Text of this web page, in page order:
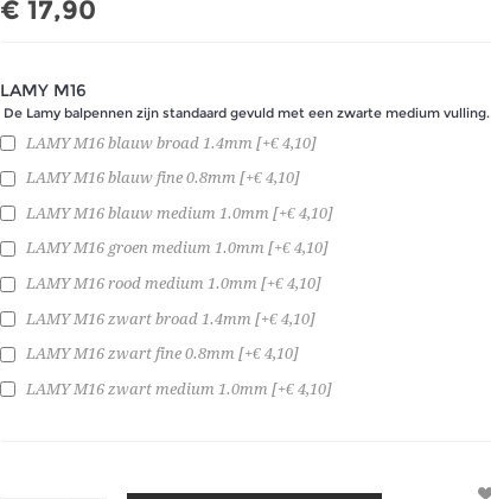
€ 17,90
LAMY M16
De Lamy balpennen zijn standaard gevuld met een zwarte medium vulling.
LAMY M16 blauw broad 1.4mm [+€ 4,10]
LAMY M16 blauw fine 0.8mm [+€ 4,10]
LAMY M16 blauw medium 1.0mm [+€ 4,10]
LAMY M16 groen medium 1.0mm [+€ 4,10]
LAMY M16 rood medium 1.0mm [+€ 4,10]
LAMY M16 zwart broad 1.4mm [+€ 4,10]
LAMY M16 zwart fine 0.8mm [+€ 4,10]
LAMY M16 zwart medium 1.0mm [+€ 4,10]